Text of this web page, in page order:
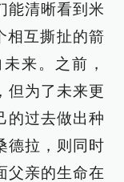
能清晰看到米
相互撕扯的箭
来。之前，
但为了未来更
的过去做出种
德拉，则同时
父亲的生命在